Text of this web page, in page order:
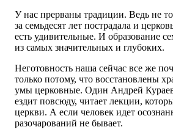
У нас прерваны традиции. Ведь не
за семьдесят лет пострадала и
есть удивительные. И образование
из самых значительных и глубоких.
Неготовность наша сейчас все же
только потому, что восстановлены
умы церковные. Один Андрей
ездит повсюду, читает лекции,
церкви. А если человек идет
разочарований не бывает.